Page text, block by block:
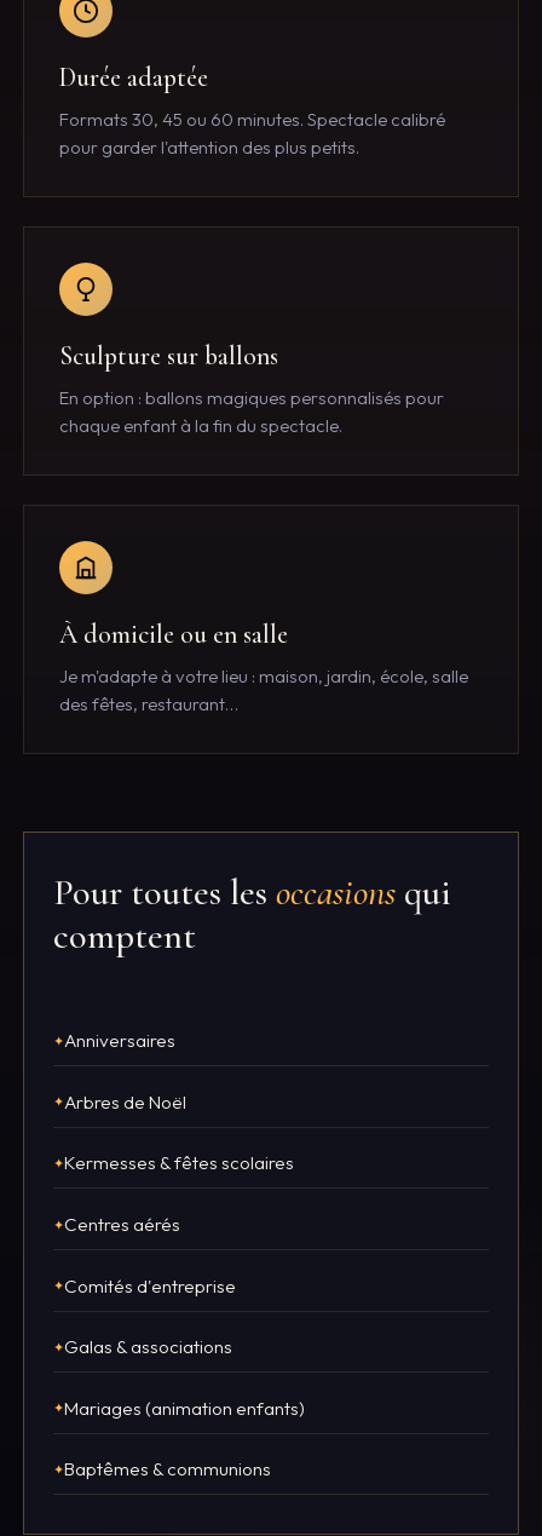
Durée adaptée
Formats 30, 45 ou 60 minutes. Spectacle calibré
pour garder l'attention des plus petits.
Sculpture sur ballons
En option : ballons magiques personnalisés pour
chaque enfant à la fin du spectacle.
À domicile ou en salle
Je m'adapte à votre lieu : maison, jardin, école, salle
des fêtes, restaurant…
Pour toutes lesoccasions qui
comptent
Anniversaires
Arbres de Noël
Kermesses & fêtes scolaires
Centres aérés
Comités d'entreprise
Galas & associations
Mariages (animation enfants)
Baptêmes & communions